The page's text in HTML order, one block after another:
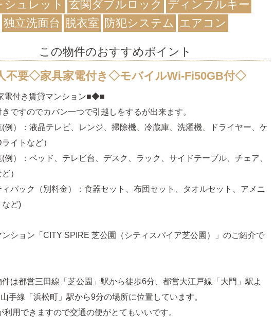
シュレット
玄関ダブルロック
ディンプルキー
独立洗面台 脱衣室 防犯システム エアコン
この物件のおすすめポイント
不要◇家具家電付き◇モバイルWi-Fi50GB付◇
付き賃貸マンション■◆■
ですのでカバン一つで引越しをするが出来ます。
例）：液晶テレビ、レンジ、掃除機、冷蔵庫、洗濯機、ドライヤー、ケ
イトなど）
例）：ベッド、テレビ台、デスク、ラック、サイドテーブル、チェア、
）
パック（別料金）：食器セット、布団セット、タオルセット、アメニ
など)
ション「CITY SPIRE 芝公園（シティスパイア芝公園）」のご紹介で
は都営三田線「芝公園」駅から徒歩6分、都営大江戸線「大門」駅よ
手線「浜松町」駅から9分の場所に位置しています。
利用できますので交通の便がとてもいいです。